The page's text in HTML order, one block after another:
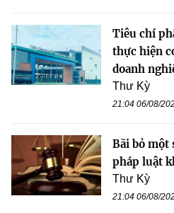
Tiêu chí
thực hiện
doanh
Thư Kỳ
21:04 06/08/
Bãi bỏ một
pháp luật
Thư Kỳ
21:04 06/08/